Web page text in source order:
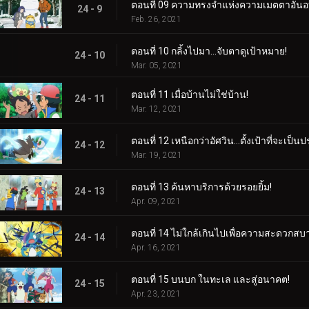
24 - 9 ตอนที่ 09 ความทรงจำแห่งความเมตตาอัน
Feb. 26, 2021
24 - 10 ตอนที่ 10 กลิ้งไปมา...จับตาดูเป้าหมาย!
Mar. 05, 2021
24 - 11 ตอนที่ 11 เมื่อบ้านไม่ใช่บ้าน!
Mar. 12, 2021
24 - 12 ตอนที่ 12 เหนือกว่าอัศวิน…ตั้งเป้าที่จะเป็น
Mar. 19, 2021
24 - 13 ตอนที่ 13 ค้นหาบริการด้วยรอยยิ้ม!
Apr. 09, 2021
24 - 14 ตอนที่ 14 ไม่ใกล้เกินไปเพื่อความสะดวกสบ
Apr. 16, 2021
24 - 15 ตอนที่ 15 บนบก ในทะเล และสู่อนาคต!
Apr. 23, 2021